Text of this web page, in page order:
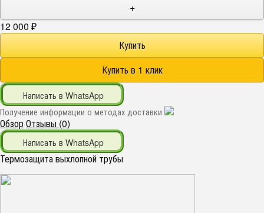
+
12 000 ₽
Написать в WhatsApp
Получение информации о методах доставки
ОбзорОтзывы (0)
Написать в WhatsApp
Термозащита выхлопной трубы